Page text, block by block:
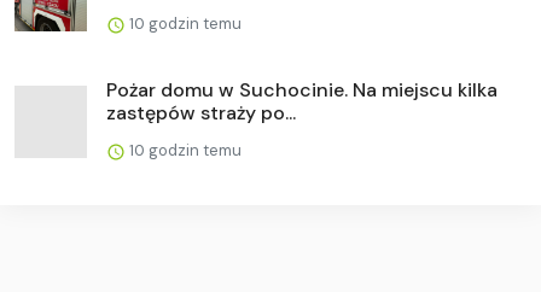
10 godzin temu
Pożar domu w Suchocinie. Na miejscu kilka
zastępów straży po...
10 godzin temu